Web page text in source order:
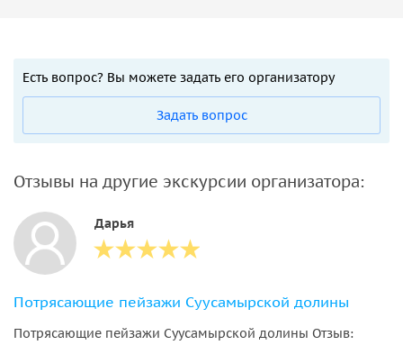
Есть вопрос? Вы можете задать его организатору
Задать вопрос
Отзывы на другие экскурсии организатора:
Дарья
Потрясающие пейзажи Суусамырской долины
Потрясающие пейзажи Суусамырской долины Отзыв: